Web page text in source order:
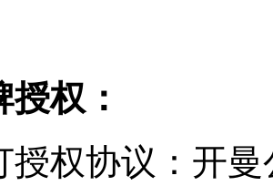
权：
协议：开曼